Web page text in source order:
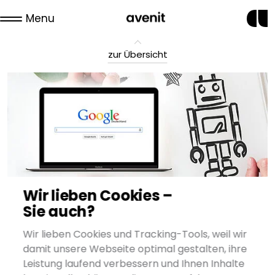
Wir lieben Cookies –
Sie auch?
Wir lieben Cookies und Tracking-Tools, weil wir
damit unsere Webseite optimal gestalten, ihre
Leistung laufend verbessern und Ihnen Inhalte
zur Übersicht
Die robots.txt - alles was Sie
darüber wissen sollten
Lesezeit ca. 5 Min.
Menu